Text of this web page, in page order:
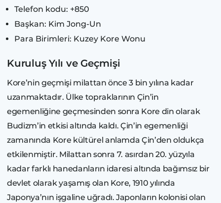
Telefon kodu: +850
Başkan: Kim Jong-Un
Para Birimleri: Kuzey Kore Wonu
Kuruluş Yılı ve Geçmişi
Kore’nin geçmişi milattan önce 3 bin yılına kadar
uzanmaktadır. Ülke topraklarının Çin’in
egemenliğine geçmesinden sonra Kore din olarak
Budizm’in etkisi altında kaldı. Çin’in egemenliği
zamanında Kore kültürel anlamda Çin’den oldukça
etkilenmiştir. Milattan sonra 7. asırdan 20. yüzyıla
kadar farklı hanedanların idaresi altında bağımsız bir
devlet olarak yaşamış olan Kore, 1910 yılında
Japonya’nın işgaline uğradı. Japonların kolonisi olan